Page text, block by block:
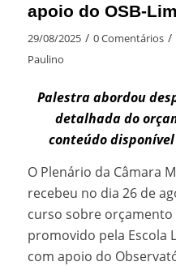
apoio do OSB-
29/08/2025 / 0 Comentários /
Paulino
Palestra abordou
detalhada do
conteúdo
O Plenário da Câmara
recebeu no dia 26 de
curso sobre
promovido pela Escola
com apoio do